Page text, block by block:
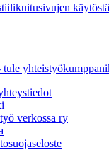
verkossa ry